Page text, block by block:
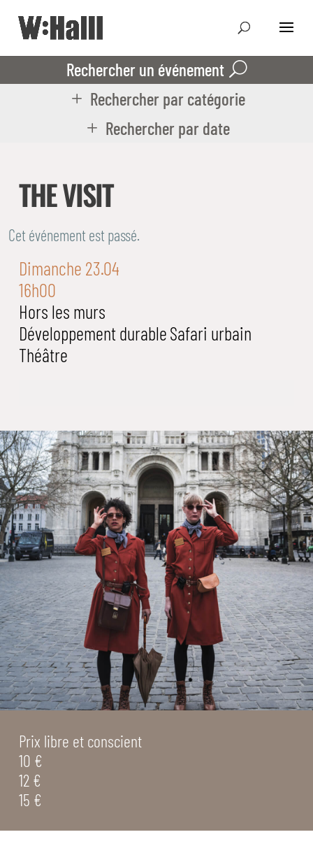
Rechercher un événement
Rechercher par catégorie
Rechercher par date
THE VISIT
Cet événement est passé.
Dimanche 23.04
16h00
Hors les murs
Développement durableSafari urbain
Théâtre
Prix libre et conscient
10 €
12 €
15 €